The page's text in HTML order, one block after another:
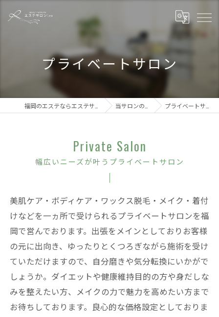
プライベートサロン
当サロンの特徴 プライベートサロン
Private Salon
幅広いニーズが叶うプライベートサロン
美肌ケア・ボディケア・ワックス脱毛・メイク・着付
けなどを一ヵ所で受けられるプライベートサロンを福
岡で営んでおります。出張をメインとしておりお客様
の元に出向き、ゆったりとくつろぎながら施術を受け
ていただけますので、自分磨きや気分転換にいかがで
しょうか。ダイエットや健康維持目的の方や身だしな
みを整えたい方、メイクの力で魅力を高めたい方まで
お待ちしております。良心的な価格設定としておりま